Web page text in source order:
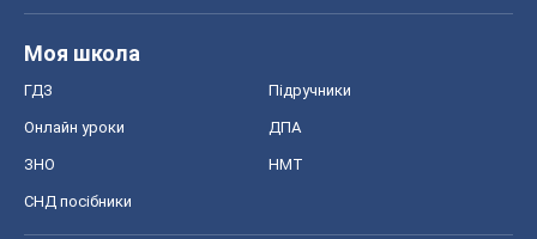
Моя школа
ГДЗ Підручники
Онлайн уроки ДПА
ЗНО НМТ
СНД посібники